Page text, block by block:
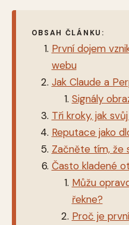
OBSAH ČLÁNKU:
První dojem
webu
Jak Claude a
Signály
Tři kroky, jak
Reputace jako
Začněte tím, že
Často kladené
Můžu
řekne?
Proč je